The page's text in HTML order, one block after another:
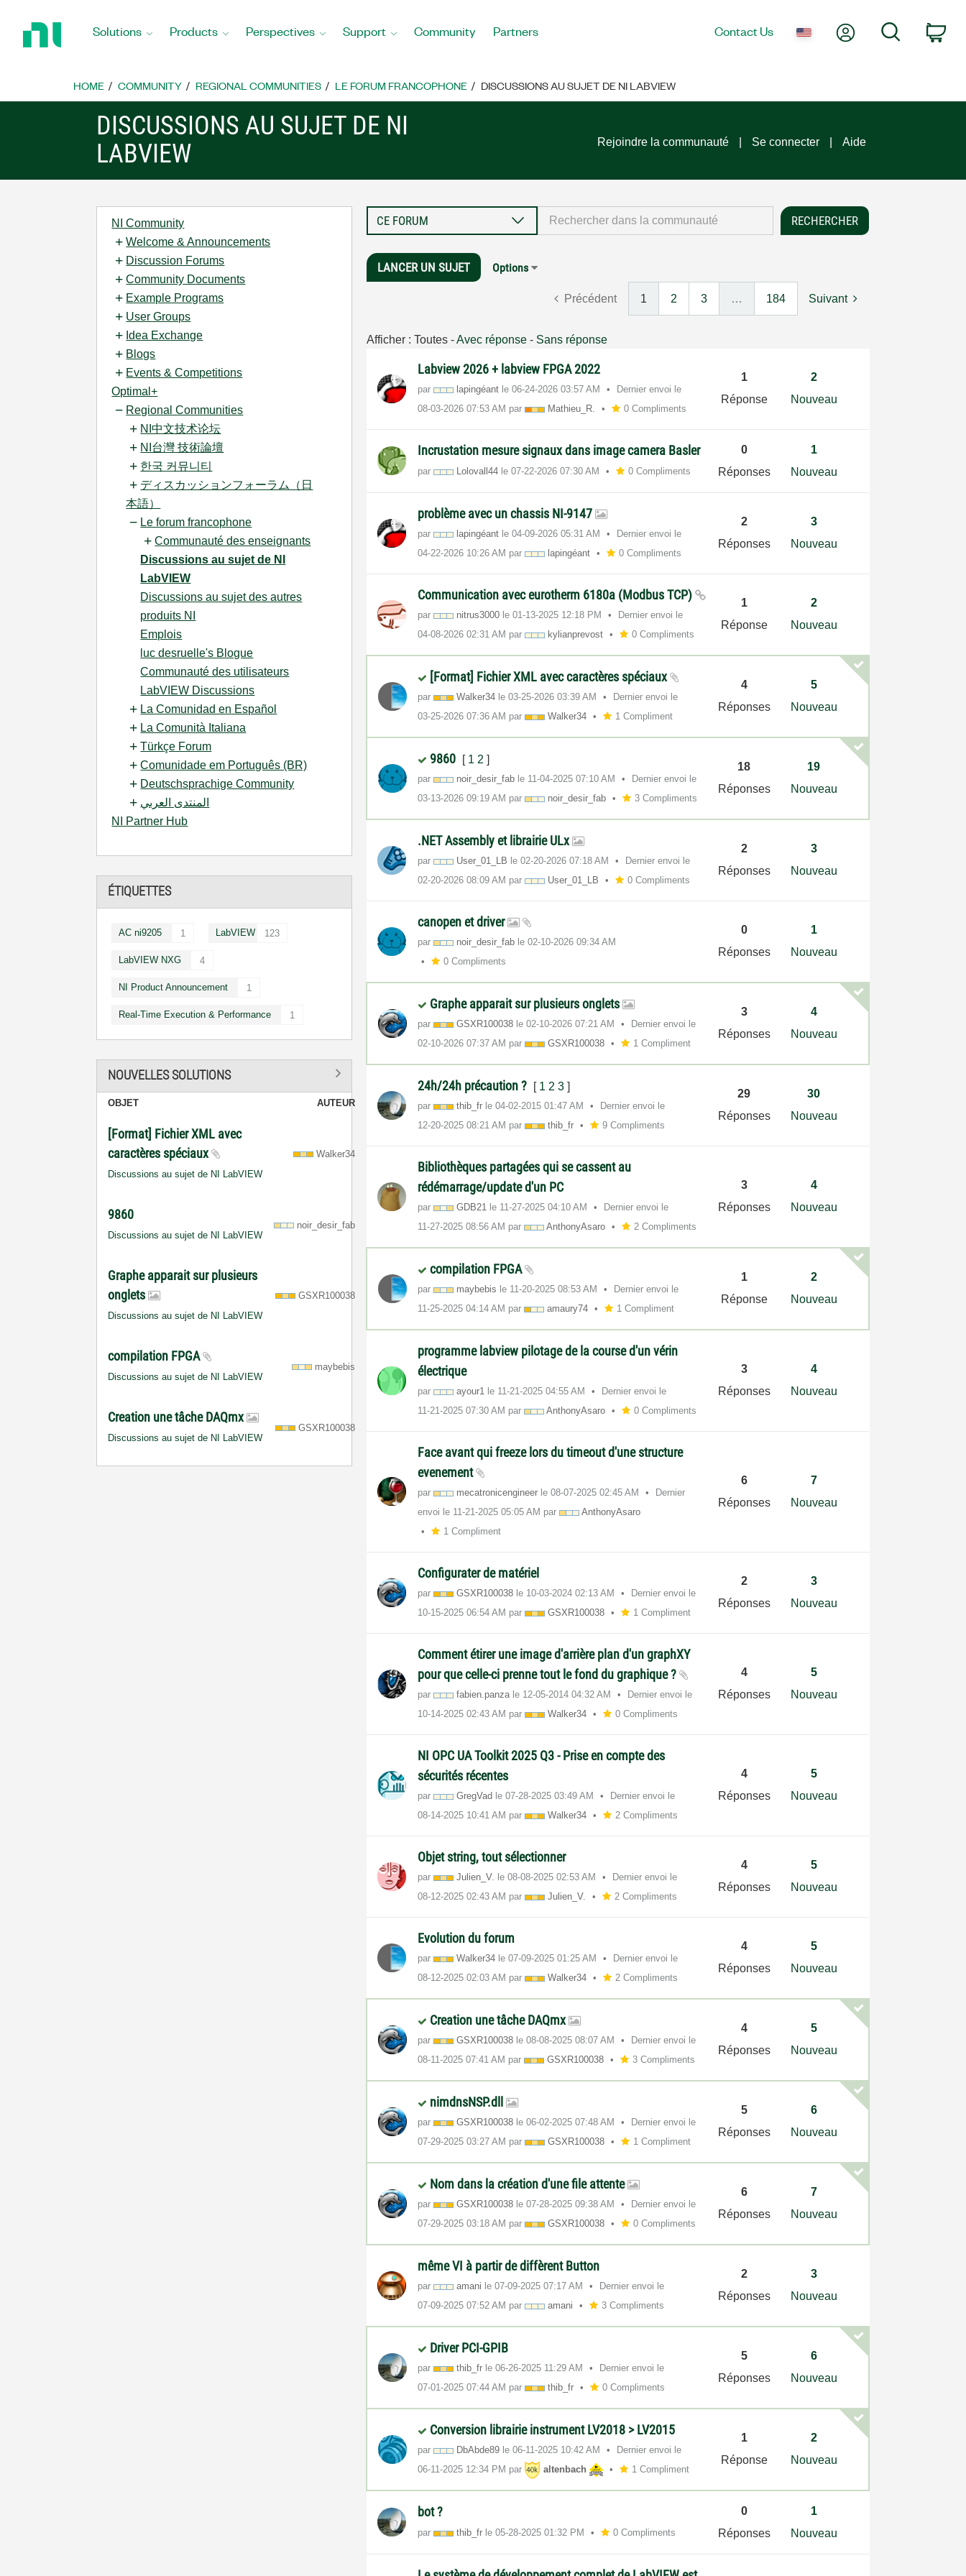
Home
Solutions Products Perspectives Support Community Partners Contact Us My AccountSearch
HOME COMMUNITY REGIONAL COMMUNITIES LE FORUM FRANCOPHONE DISCUSSIONS AU SUJET DE NI LABVIEW
DISCUSSIONS AU SUJET DE NI
LABVIEW
Rejoindre la communauté Se connecter Aide
NI Community
Welcome & Announcements
Discussion Forums
Community Documents
Example Programs
User Groups
Idea Exchange
Blogs
Events & Competitions
Optimal+
Regional Communities
NI中文技术论坛
NI台灣 技術論壇
한국 커뮤니티
ディスカッションフォーラム（日
本語）
Le forum francophone
Communauté des enseignants
Discussions au sujet de NI
LabVIEW
Discussions au sujet des autres
produits NI
Emplois
luc desruelle's Blogue
Communauté des utilisateurs
LabVIEW Discussions
La Comunidad en Español
La Comunità Italiana
Türkçe Forum
Comunidade em Português (BR)
Deutschsprachige Community
المنتدى العربي
NI Partner Hub
ÉTIQUETTES
AC ni9205 1 LabVIEW 123
LabVIEW NXG 4
NI Product Announcement 1
Real-Time Execution & Performance 1
NOUVELLES SOLUTIONS
OBJET AUTEUR
[Format] Fichier XML avec
caractères spéciaux
Discussions au sujet de NI LabVIEW
Walker34
9860
Discussions au sujet de NI LabVIEW
noir_desir_fab
Graphe apparait sur plusieurs
onglets
Discussions au sujet de NI LabVIEW
GSXR100038
compilation FPGA
Discussions au sujet de NI LabVIEW
maybebis
Creation une tâche DAQmx
Discussions au sujet de NI LabVIEW
GSXR100038
LANCER UN SUJET Options
Précédent 1 2 3 … 184 Suivant
Afficher : Toutes-Avec réponse- Sans réponse
Labview 2026 + labview FPGA 2022
par lapingéant le‎06-24-2026 03:57 AM
Dernier envoi le
‎08-03-2026 07:53 AM par Mathieu_R. 0 Compliments
1
Réponse
2
Nouveau
Incrustation mesure signaux dans image camera Basler
par Lolovall44 le‎07-22-2026 07:30 AM 0 Compliments
0
Réponses
1
Nouveau
problème avec un chassis NI-9147
par lapingéant le‎04-09-2026 05:31 AM
Dernier envoi le
‎04-22-2026 10:26 AM par lapingéant 0 Compliments
2
Réponses
3
Nouveau
Communication avec eurotherm 6180a (Modbus TCP)
par nitrus3000 le‎01-13-2025 12:18 PM
Dernier envoi le
‎04-08-2026 02:31 AM par kylianprevost 0 Compliments
1
Réponse
2
Nouveau
[Format] Fichier XML avec caractères spéciaux
par Walker34 le‎03-25-2026 03:39 AM
Dernier envoi le
‎03-25-2026 07:36 AM par Walker34 1 Compliment
4
Réponses
5
Nouveau
9860 [ 1 2 ]
par noir_desir_fab le ‎11-04-2025 07:10 AM
Dernier envoi le
‎03-13-2026 09:19 AM par noir_desir_fab 3 Compliments
18
Réponses
19
Nouveau
.NET Assembly et librairie ULx
par User_01_LB le‎02-20-2026 07:18 AM
Dernier envoi le
‎02-20-2026 08:09 AM par User_01_LB 0 Compliments
2
Réponses
3
Nouveau
canopen et driver
par noir_desir_fab le‎02-10-2026 09:34 AM
0 Compliments
0
Réponses
1
Nouveau
Graphe apparait sur plusieurs onglets
par GSXR100038 le‎02-10-2026 07:21 AM
Dernier envoi le
‎02-10-2026 07:37 AM par GSXR100038 1 Compliment
3
Réponses
4
Nouveau
24h/24h précaution ? [ 1 2 3 ]
par thib_fr le‎04-02-2015 01:47 AM
Dernier envoi le
‎12-20-2025 08:21 AM par thib_fr 9 Compliments
29
Réponses
30
Nouveau
Bibliothèques partagées qui se cassent au
rédémarrage/update d'un PC
par GDB21 le ‎11-27-2025 04:10 AM
Dernier envoi le
‎11-27-2025 08:56 AM par AnthonyAsaro 2 Compliments
3
Réponses
4
Nouveau
compilation FPGA
par maybebis le ‎11-20-2025 08:53 AM
Dernier envoi le
‎11-25-2025 04:14 AM par amaury74 1 Compliment
1
Réponse
2
Nouveau
programme labview pilotage de la course d'un vérin
électrique
par ayour1 le ‎11-21-2025 04:55 AM
Dernier envoi le
‎11-21-2025 07:30 AM par AnthonyAsaro 0 Compliments
3
Réponses
4
Nouveau
Face avant qui freeze lors du timeout d'une structure
evenement
par mecatronicengineer le‎08-07-2025 02:45 AM
Dernier
envoi le ‎11-21-2025 05:05 AM par
AnthonyAsaro
1 Compliment
6
Réponses
7
Nouveau
Configurater de matériel
par GSXR100038 le ‎10-03-2024 02:13 AM
Dernier envoi le
‎10-15-2025 06:54 AM par GSXR100038 1 Compliment
2
Réponses
3
Nouveau
Comment étirer une image d'arrière plan d'un graphXY
pour que celle-ci prenne tout le fond du graphique ?
par fabien.panzale ‎12-05-2014 04:32 AM
Dernier envoi le
‎10-14-2025 02:43 AM par Walker34 0 Compliments
4
Réponses
5
Nouveau
NI OPC UA Toolkit 2025 Q3 - Prise en compte des
sécurités récentes
par GregVad le‎07-28-2025 03:49 AM
Dernier envoi le
‎08-14-2025 10:41 AM par Walker34 2 Compliments
4
Réponses
5
Nouveau
Objet string, tout sélectionner
par Julien_V. le‎08-08-2025 02:53 AM
Dernier envoi le
‎08-12-2025 02:43 AM par Julien_V. 2 Compliments
4
Réponses
5
Nouveau
Evolution du forum
par Walker34 le‎07-09-2025 01:25 AM
Dernier envoi le
‎08-12-2025 02:03 AM par Walker34 2 Compliments
4
Réponses
5
Nouveau
Creation une tâche DAQmx
par GSXR100038 le‎08-08-2025 08:07 AM
Dernier envoi le
‎08-11-2025 07:41 AM par GSXR100038 3 Compliments
4
Réponses
5
Nouveau
nimdnsNSP.dll
par GSXR100038 le‎06-02-2025 07:48 AM
Dernier envoi le
‎07-29-2025 03:27 AM par GSXR100038 1 Compliment
5
Réponses
6
Nouveau
Nom dans la création d'une file attente
par GSXR100038 le‎07-28-2025 09:38 AM
Dernier envoi le
‎07-29-2025 03:18 AM par GSXR100038 0 Compliments
6
Réponses
7
Nouveau
même VI à partir de diffèrent Button
par amani le‎07-09-2025 07:17 AM
Dernier envoi le
‎07-09-2025 07:52 AM par amani 3 Compliments
2
Réponses
3
Nouveau
Driver PCI-GPIB
par thib_fr le‎06-26-2025 11:29 AM
Dernier envoi le
‎07-01-2025 07:44 AM par thib_fr 0 Compliments
5
Réponses
6
Nouveau
Conversion librairie instrument LV2018 > LV2015
par DbAbde89 le‎06-11-2025 10:42 AM
Dernier envoi le
‎06-11-2025 12:34 PM par altenbach 1 Compliment
1
Réponse
2
Nouveau
bot ?
par thib_fr le‎05-28-2025 01:32 PM 0 Compliments
0
Réponses
1
Nouveau